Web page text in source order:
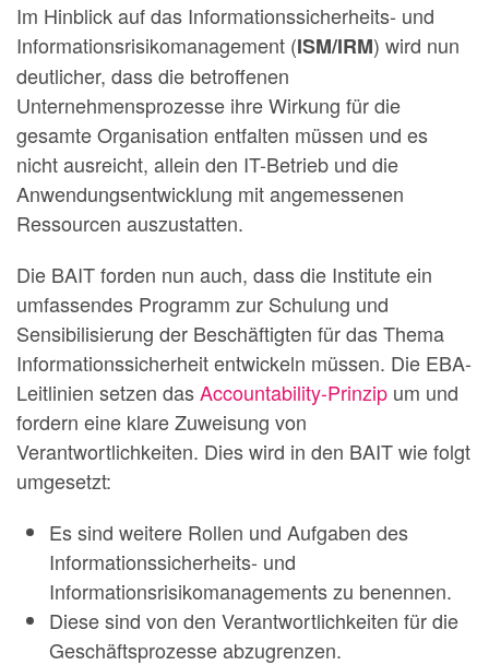
Im Hinblick auf das Informationssicherheits- und
Informationsrisikomanagement (ISM/IRM) wird nun
deutlicher, dass die betroffenen
Unternehmensprozesse ihre Wirkung für die
gesamte Organisation entfalten müssen und es
nicht ausreicht, allein den IT-Betrieb und die
Anwendungsentwicklung mit angemessenen
Ressourcen auszustatten.
Die BAIT forden nun auch, dass die Institute ein
umfassendes Programm zur Schulung und
Sensibilisierung der Beschäftigten für das Thema
Informationssicherheit entwickeln müssen. Die EBA-
Leitlinien setzen dasAccountability-Prinzip um und
fordern eine klare Zuweisung von
Verantwortlichkeiten. Dies wird in den BAIT wie folgt
umgesetzt:
Es sind weitere Rollen und Aufgaben des
Informationssicherheits- und
Informationsrisikomanagements zu benennen.
Diese sind von den Verantwortlichkeiten für die
Geschäftsprozesse abzugrenzen.